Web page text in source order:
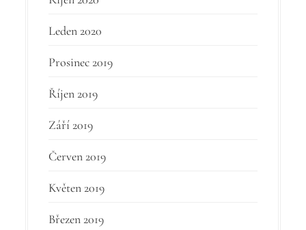
Leden 2020
Prosinec 2019
Říjen 2019
Září 2019
Červen 2019
Květen 2019
Březen 2019